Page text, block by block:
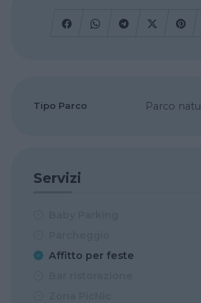
Tipo Parco Parco
Servizi
Affitto per feste